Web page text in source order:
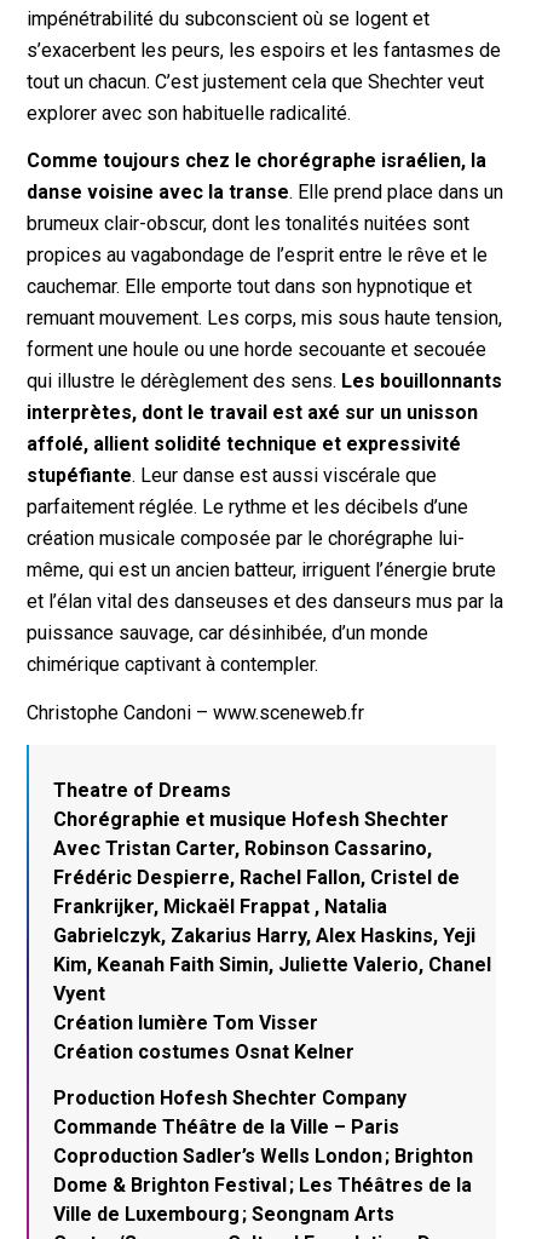
impénétrabilité du subconscient où se logent et
s’exacerbent les peurs, les espoirs et les fantasmes de
tout un chacun. C’est justement cela que Shechter veut
explorer avec son habituelle radicalité.
Comme toujours chez le chorégraphe israélien, la
danse voisine avec la transe. Elle prend place dans un
brumeux clair-obscur, dont les tonalités nuitées sont
propices au vagabondage de l’esprit entre le rêve et le
cauchemar. Elle emporte tout dans son hypnotique et
remuant mouvement. Les corps, mis sous haute tension,
forment une houle ou une horde secouante et secouée
qui illustre le dérèglement des sens. Les bouillonnants
interprètes, dont le travail est axé sur un unisson
affolé, allient solidité technique et expressivité
stupéfiante. Leur danse est aussi viscérale que
parfaitement réglée. Le rythme et les décibels d’une
création musicale composée par le chorégraphe lui-
même, qui est un ancien batteur, irriguent l’énergie brute
et l’élan vital des danseuses et des danseurs mus par la
puissance sauvage, car désinhibée, d’un monde
chimérique captivant à contempler.
Christophe Candoni – www.sceneweb.fr
Theatre of Dreams
Chorégraphie et musique Hofesh Shechter
Avec Tristan Carter, Robinson Cassarino,
Frédéric Despierre, Rachel Fallon, Cristel de
Frankrijker, Mickaël Frappat , Natalia
Gabrielczyk, Zakarius Harry, Alex Haskins, Yeji
Kim, Keanah Faith Simin, Juliette Valerio, Chanel
Vyent
Création lumière Tom Visser
Création costumes Osnat Kelner
Production Hofesh Shechter Company
Commande Théâtre de la Ville – Paris
Coproduction Sadler’s Wells London ; Brighton
Dome & Brighton Festival ; Les Théâtres de la
Ville de Luxembourg ; Seongnam Arts